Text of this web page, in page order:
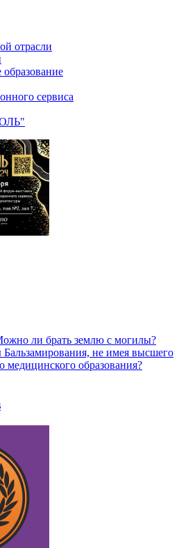
отрасли
сервиса
ли брать землю с могилы?
не имея высшего
медицинского образования?